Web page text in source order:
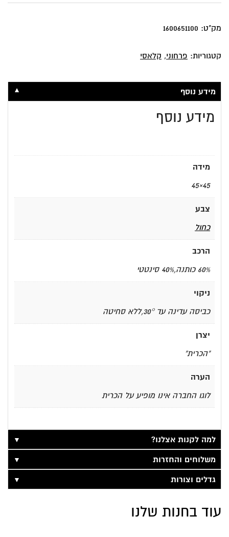
מק"ט: 1600651100
קטגוריות: פרחוני, קלאסי
מידע נוסף ▼
מידע נוסף
מידה
45×45
צבע
כחול
הרכב
60% כותנה,40% סינטטי
ניקוי
כביסה עדינה עד 30°,ללא סחיטה
יצרן
"הכרית"
הערה
לוגו החברה אינו מופיע על הכרית
למה לקנות אצלנו?
▼
משלוחים והחזרות
▼
גדלים וצורות
▼
עוד בחנות שלנו